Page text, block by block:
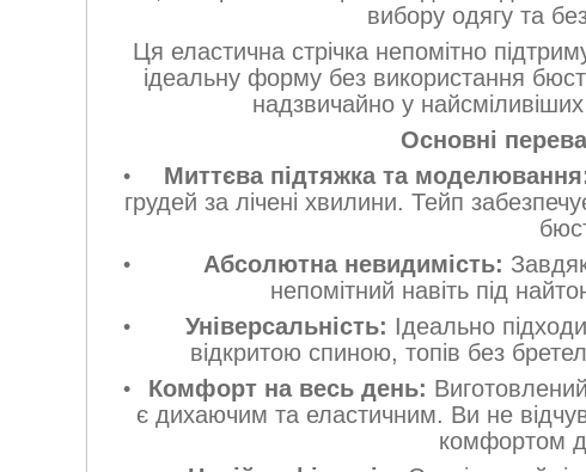
вибору одягу та
Ця еластична стрічка непомітно
ідеальну форму без використання
надзвичайно у
Основні
Миттєва підтяжка та
грудей за лічені хвилини. Тейп
Абсолютна невидимість:
непомітний навіть під
Універсальність: Ідеально
відкритою спиною, топів без
Комфорт на весь день:
є дихаючим та еластичним. Ви не
комфортом